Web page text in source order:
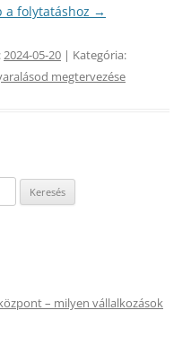
a folytatáshoz →
2024-05-20 | Kategória:
megtervezése
– milyen vállalkozások